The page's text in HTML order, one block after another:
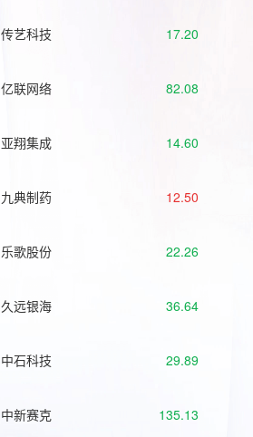
传艺科技 17.20
亿联网络 82.08
亚翔集成 14.60
九典制药 12.50
乐歌股份 22.26
久远银海 36.64
中石科技 29.89
中新赛克 135.13